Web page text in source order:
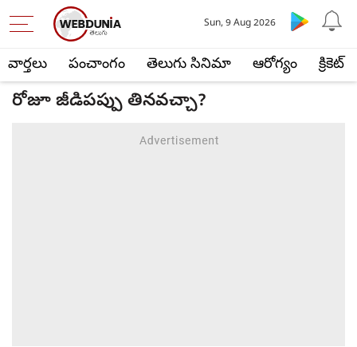
వార్తలు పంచాంగం తెలుగు సినిమా ఆరోగ్యం క్రికెట్
Sun, 9 Aug 2026
రోజూ జీడిపప్పు తినవచ్చా?